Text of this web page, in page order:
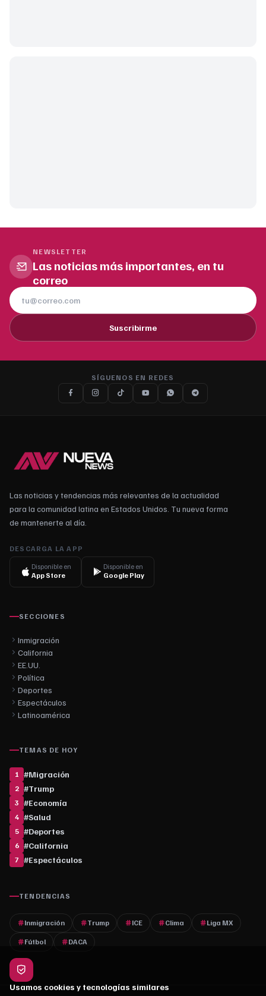
NEWSLETTER
Las noticias más importantes, en tu
correo
Suscribirme
SÍGUENOS EN REDES
Las noticias y tendencias más relevantes de la actualidad
para la comunidad latina en Estados Unidos. Tu nueva forma
de mantenerte al día.
DESCARGA LA APP
Disponible en
App Store
Disponible en
Google Play
SECCIONES
Inmigración
California
EE.UU.
Política
Deportes
Espectáculos
Latinoamérica
TEMAS DE HOY
1 #Migración
2 #Trump
3 #Economía
4 #Salud
5 #Deportes
6 #California
7 #Espectáculos
TENDENCIAS
Inmigración Trump ICE Clima Liga MX
Fútbol DACA
Usamos cookies y tecnologías similares